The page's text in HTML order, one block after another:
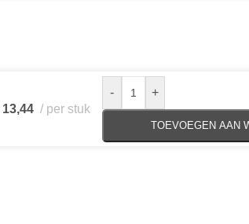
13,44 per stuk
- +
TOEVOEGEN AAN